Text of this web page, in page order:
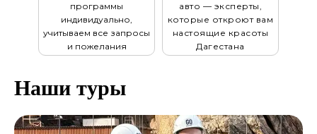
программы
индивидуально,
учитываем все запросы
и пожелания
авто — эксперты,
которые откроют вам
настоящие красоты
Дагестана
Наши туры